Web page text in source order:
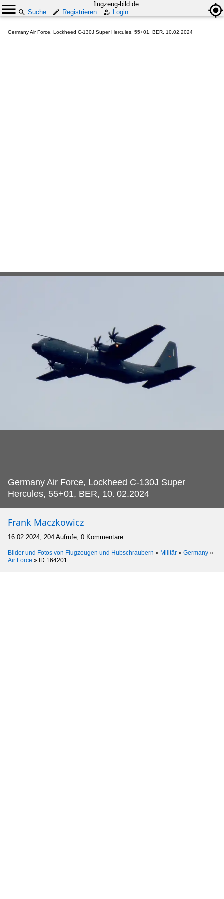
flugzeug-bild.de
Suche
Registrieren Login
Germany Air Force, Lockheed C-130J Super Hercules, 55+01, BER, 10.02.2024
Germany Air Force, Lockheed C-130J Super
Hercules, 55+01, BER, 10. 02.2024
Frank Maczkowicz
16.02.2024, 204 Aufrufe, 0 Kommentare
Bilder und Fotos von Flugzeugen und Hubschraubern » Militär » Germany »
Air Force » ID 164201